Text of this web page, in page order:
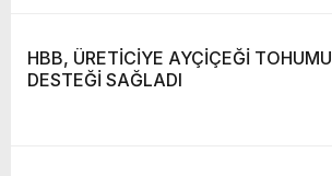
HBB, ÜRETİCİYE AYÇİÇEĞİ TOHUMU
DESTEĞİ SAĞLADI